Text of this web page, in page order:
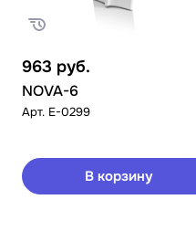
963 руб.
NOVA-6
Арт. E-0299
В корзину